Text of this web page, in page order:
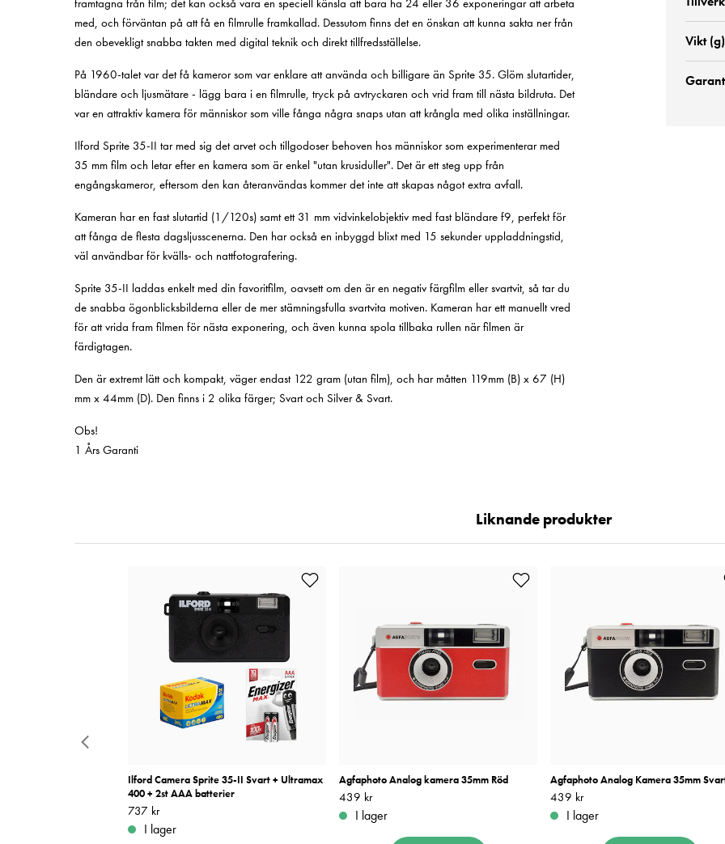
framtagna från film; det kan också vara en speciell känsla att bara ha 24 eller 36 exponeringar att arbeta
med, och förväntan på att få en filmrulle framkallad. Dessutom finns det en önskan att kunna sakta ner från
den obevekligt snabba takten med digital teknik och direkt tillfredsställelse.
På 1960-talet var det få kameror som var enklare att använda och billigare än Sprite 35. Glöm slutartider,
bländare och ljusmätare - lägg bara i en filmrulle, tryck på avtryckaren och vrid fram till nästa bildruta. Det
var en attraktiv kamera för människor som ville fånga några snaps utan att krångla med olika inställningar.
Ilford Sprite 35-II tar med sig det arvet och tillgodoser behoven hos människor som experimenterar med
35 mm film och letar efter en kamera som är enkel "utan krusiduller". Det är ett steg upp från
engångskameror, eftersom den kan återanvändas kommer det inte att skapas något extra avfall.
Kameran har en fast slutartid (1/120s) samt ett 31 mm vidvinkelobjektiv med fast bländare f9, perfekt för
att fånga de flesta dagsljusscenerna. Den har också en inbyggd blixt med 15 sekunder uppladdningstid,
väl användbar för kvälls- och nattfotografering.
Sprite 35-II laddas enkelt med din favoritfilm, oavsett om den är en negativ färgfilm eller svartvit, så tar du
de snabba ögonblicksbilderna eller de mer stämningsfulla svartvita motiven. Kameran har ett manuellt vred
för att vrida fram filmen för nästa exponering, och även kunna spola tillbaka rullen när filmen är
färdigtagen.
Den är extremt lätt och kompakt, väger endast 122 gram (utan film), och har måtten 119mm (B) x 67 (H)
mm x 44mm (D). Den finns i 2 olika färger; Svart och Silver & Svart.
Obs!
1 Års Garanti
Vikt (g)
Liknande produkter
Ilford Camera Sprite 35-II Svart + Ultramax
400 + 2st AAA batterier
Pris: 737 kr
737 kr
I lager
Agfaphoto Analog kamera 35mm Röd
Pris: 439 kr
439 kr
I lager
Agfaphoto Analog Kamera 35mm
Pris: 439 kr
439 kr
I lager